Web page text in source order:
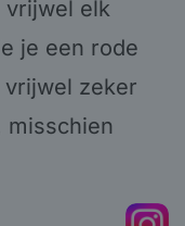
vrijwel elk
je een rode
zeker
misschien